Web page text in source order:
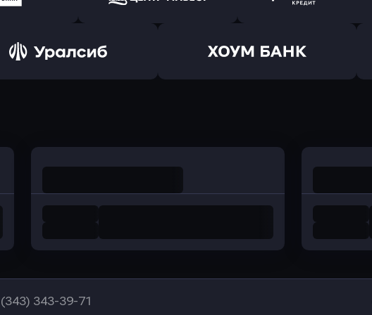
в Абсолют Банк
в Банк Авангард
заявку
Банк
Оправить заявку
Оправить заявку
в Ренессанс Банк
343-39-71